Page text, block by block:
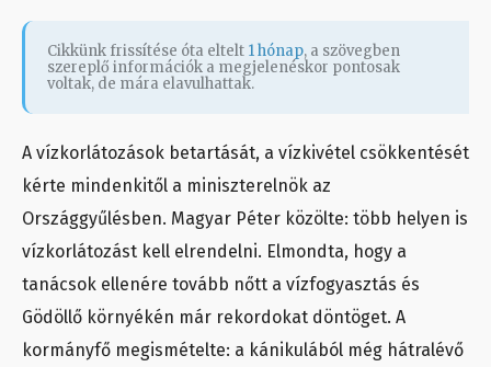
Cikkünk frissítése óta eltelt 1 hónap, a szövegben
szereplő információk a megjelenéskor pontosak
voltak, de mára elavulhattak.
A vízkorlátozások betartását, a vízkivétel csökkentését
kérte mindenkitől a miniszterelnök az
Országgyűlésben. Magyar Péter közölte: több helyen is
vízkorlátozást kell elrendelni. Elmondta, hogy a
tanácsok ellenére tovább nőtt a vízfogyasztás és
Gödöllő környékén már rekordokat döntöget. A
kormányfő megismételte: a kánikulából még hátralévő